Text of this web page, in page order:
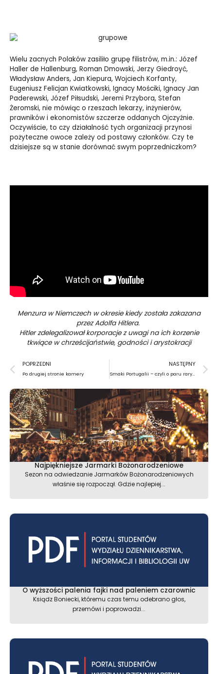
Wielu zacnych Polaków zasiliło grupę filistrów, m.in.: Józef
Haller de Hallenburg, Roman Dmowski, Jerzy Giedroyć,
Władysław Anders, Jan Kiepura, Wojciech Korfanty,
Eugeniusz Felicjan Kwiatkowski, Ignacy Mościki, Ignacy Jan
Paderewski, Józef Piłsudski, Jeremi Przybora, Stefan
Żeromski, nie mówiąc o rzeszach lekarzy, inżynierów,
prawników i ekonomistów szczerze oddanych Ojczyźnie.
Oczywiście, to czy działalność tych organizacji przynosi
pożyteczne owoce zależy od postawy członków. Czy te
dzisiejsze są w stanie dorównać swym poprzedniczkom?
Menzura w Niemczech w okresie kiedy została zakazana
przez Adolfa Hitlera.
Hitler zdelegalizował korporacje z uwagi na ich korzenie
tkwiące w chrześcijaństwie, godności i arystokracji
Prev
POPRZEDNI
Po drugiej stronie kamery
NASTĘPNY
Smaki Portugalii – czyli o paru rarytasach z ojczyzny Vasco da Gamy
Najpiękniejsze Jarmarki Bożonarodzeniowe
Sezon na odwiedzanie Jarmarków Bożonarodzeniowych
właśnie się rozpoczął. Gdzie najlepiej...
O wyższości palenia fajki nad paleniem czarownic
Ksiądz Boniecki, któremu czas temu odebrano głos,
przemówi i poprowadzi...